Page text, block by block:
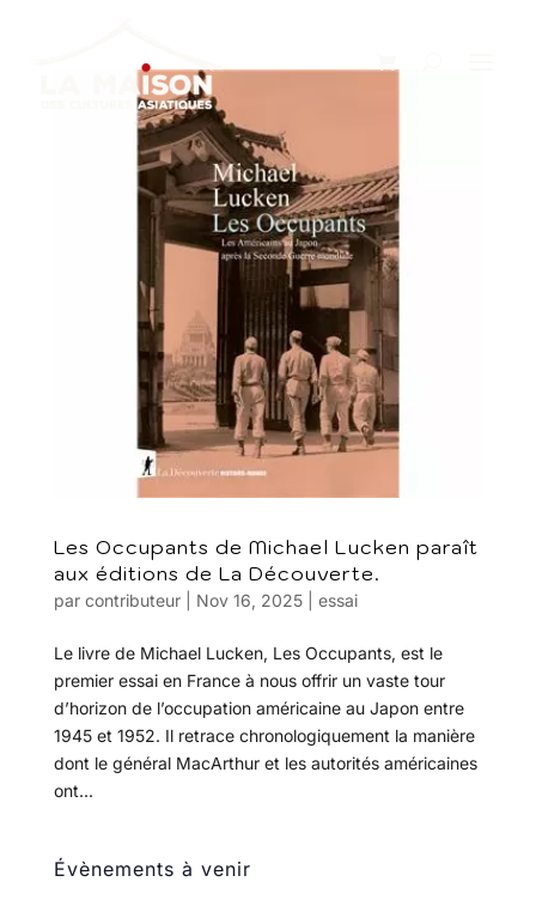
Les Occupants de Michael Lucken paraît
aux éditions de La Découverte.
par contributeur| Nov 16, 2025| essai
Le livre de Michael Lucken, Les Occupants, est le
premier essai en France à nous offrir un vaste tour
d’horizon de l’occupation américaine au Japon entre
1945 et 1952. Il retrace chronologiquement la manière
dont le général MacArthur et les autorités américaines
ont...
Évènements à venir